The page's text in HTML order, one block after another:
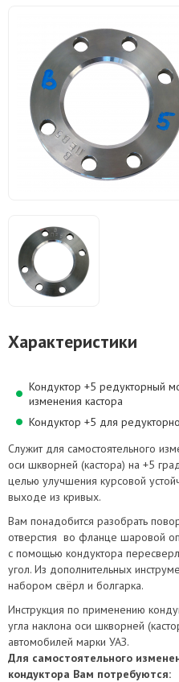
Характеристики
Кондуктор +5 редукторный
изменения кастора
Кондуктор +5 для
Служит для самостоятельного
оси шкворней (кастора) на +5
целью улучшения курсовой
выходе из кривых.
Вам понадобится разобрать
отверстия во фланце шаровой
с помощью кондуктора
угол. Из дополнительных
набором свёрл и болгарка.
Инструкция по применению
угла наклона оси шкворней
автомобилей марки УАЗ.
Для самостоятельного
кондуктора Вам потребуются: